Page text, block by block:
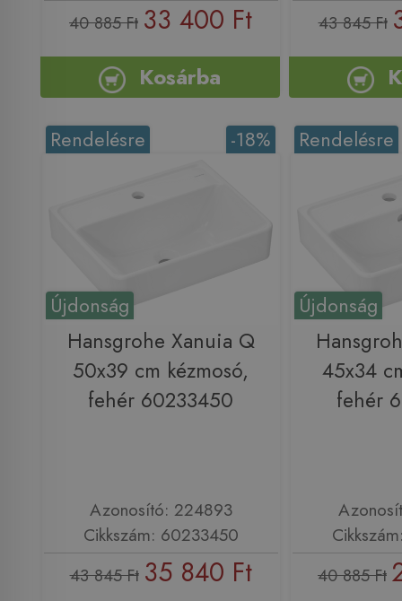
40 885 Ft 33 400 Ft
Kosárba
43 845 Ft
Újdonság
-18%
Rendelésre
Hansgrohe Xanuia Q
50x39 cm kézmosó,
fehér 60233450
Azonosító: 224893
Cikkszám: 60233450
43 845 Ft 35 840 Ft
Újdonság
Rendelésre
45x34
fehér
40 885 Ft